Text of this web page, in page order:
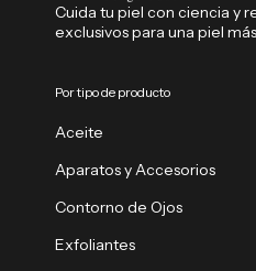
Cuida tu piel con ciencia y
exclusivos para una piel
Por tipo de producto
Aceite
Aparatos y Accesorios
Contorno de Ojos
Exfoliantes